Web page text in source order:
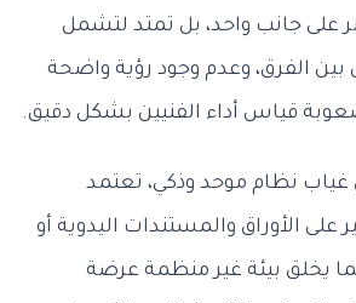
على جانب واحد، بل تمتد لتشمل
بين الفرق، وعدم وجود رؤية واضحة
قياس أداء الفنيين بشكل دقيق.
غياب نظام موحد وذكي، تعتمد
الأوراق والمستندات اليدوية أو
يخلق بيئة غير منظمة عرضة